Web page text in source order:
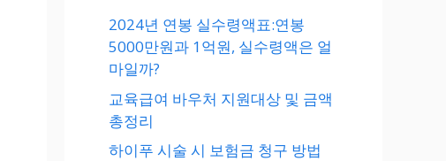
2024년 연봉 실수령액표:연봉
5000만원과 1억원, 실수령액은 얼
마일까?
교육급여 바우처 지원대상 및 금액
총정리
하이푸 시술 시 보험금 청구 방법